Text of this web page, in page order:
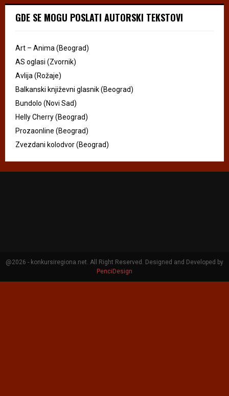
GDE SE MOGU POSLATI AUTORSKI TEKSTOVI
Art – Anima (Beograd)
AS oglasi (Zvornik)
Avlija (Rožaje)
Balkanski književni glasnik (Beograd)
Bundolo (Novi Sad)
Helly Cherry (Beograd)
Prozaonline (Beograd)
Zvezdani kolodvor (Beograd)
@2026 - konkursiregiona.net. All Right Reserved. Designed and Developed by
PenciDesign